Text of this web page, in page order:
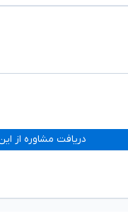
دریافت مشاوره از